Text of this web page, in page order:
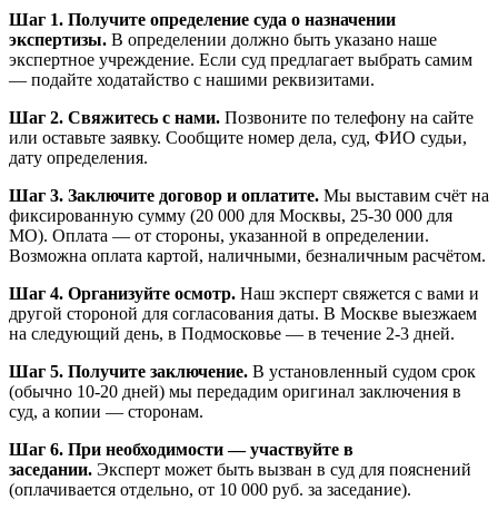
Шаг 1. Получите определение суда о назначении
экспертизы. В определении должно быть указано наше
экспертное учреждение. Если суд предлагает выбрать самим
— подайте ходатайство с нашими реквизитами.
Шаг 2. Свяжитесь с нами. Позвоните по телефону на сайте
или оставьте заявку. Сообщите номер дела, суд, ФИО судьи,
дату определения.
Шаг 3. Заключите договор и оплатите. Мы выставим счёт на
фиксированную сумму (20 000 для Москвы, 25-30 000 для
МО). Оплата — от стороны, указанной в определении.
Возможна оплата картой, наличными, безналичным расчётом.
Шаг 4. Организуйте осмотр. Наш эксперт свяжется с вами и
другой стороной для согласования даты. В Москве выезжаем
на следующий день, в Подмосковье — в течение 2-3 дней.
Шаг 5. Получите заключение. В установленный судом срок
(обычно 10-20 дней) мы передадим оригинал заключения в
суд, а копии — сторонам.
Шаг 6. При необходимости — участвуйте в
заседании. Эксперт может быть вызван в суд для пояснений
(оплачивается отдельно, от 10 000 руб. за заседание).